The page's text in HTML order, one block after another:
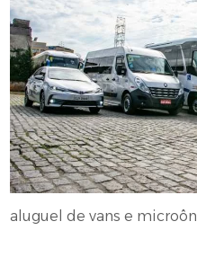
aluguel de vans e